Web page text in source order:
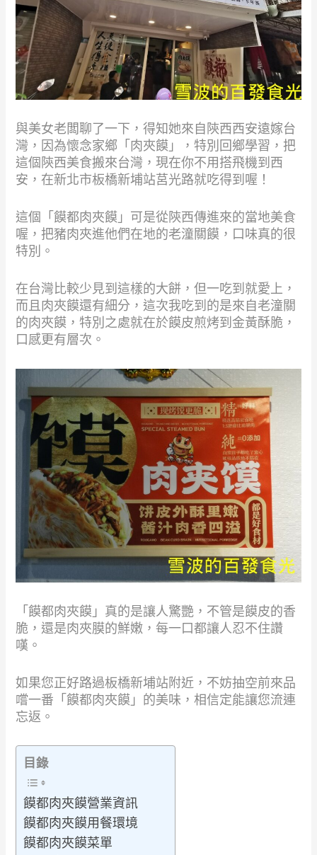
與美女老闆聊了一下，得知她來自陝西西安遠嫁台
灣，因為懷念家鄉「肉夾饃」，特別回鄉學習，把
這個陝西美食搬來台灣，現在你不用搭飛機到西
安，在新北市板橋新埔站莒光路就吃得到喔！
這個「饃都肉夾饃」可是從陝西傳進來的當地美食
喔，把豬肉夾進他們在地的老潼關饃，口味真的很
特別。
在台灣比較少見到這樣的大餅，但一吃到就愛上，
而且肉夾饃還有細分，這次我吃到的是來自老潼關
的肉夾饃，特別之處就在於饃皮煎烤到金黃酥脆，
口感更有層次。
「饃都肉夾饃」真的是讓人驚艷，不管是饃皮的香
脆，還是肉夾膜的鮮嫩，每一口都讓人忍不住讚
嘆。
如果您正好路過板橋新埔站附近，不妨抽空前來品
嚐一番「饃都肉夾饃」的美味，相信定能讓您流連
忘返。
目錄
饃都肉夾饃營業資訊
饃都肉夾饃用餐環境
饃都肉夾饃菜單